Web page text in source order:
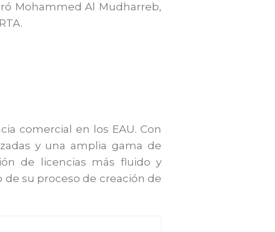
Mohammed Al Mudharreb,
comercial en los EAU. Con
y una amplia gama de
de licencias más fluido y
su proceso de creación de